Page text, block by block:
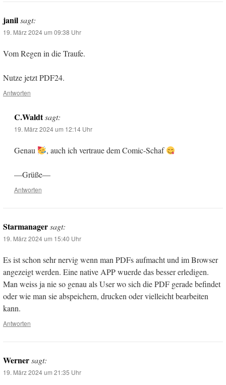
janilsagt:
19. März 2024 um 09:38 Uhr
Vom Regen in die Traufe.
Nutze jetzt PDF24.
Antworten
C.Waldt sagt:
19. März 2024 um 12:14 Uhr
Genau , auch ich vertraue dem Comic-Schaf
—Grüße—
Antworten
Starmanagersagt:
19. März 2024 um 15:40 Uhr
Es ist schon sehr nervig wenn man PDFs aufmacht und im Browser
angezeigt werden. Eine native APP wuerde das besser erledigen.
Man weiss ja nie so genau als User wo sich die PDF gerade befindet
oder wie man sie abspeichern, drucken oder vielleicht bearbeiten
kann.
Antworten
Wernersagt:
19. März 2024 um 21:35 Uhr